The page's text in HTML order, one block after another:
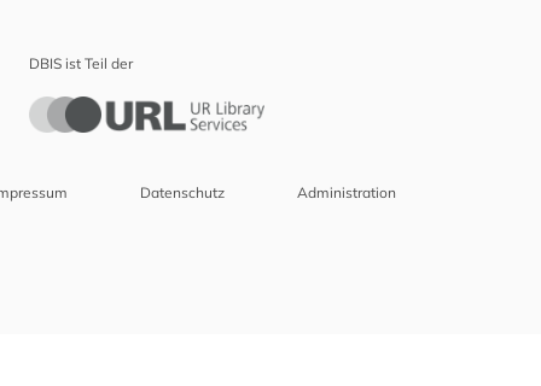
DBIS ist Teil der
Datenschutz Administration